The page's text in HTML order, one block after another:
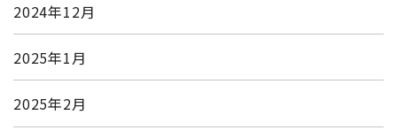
2024年12月
2025年1月
2025年2月